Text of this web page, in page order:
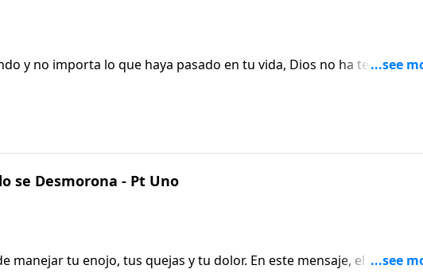
y no importa lo que haya pasado en tu vida, Dios no ha terminado
Él nunca va a dejarte o abandonarte. En este mensaje, el Pastor Rick
se Desmorona - Pt Uno
manejar tu enojo, tus quejas y tu dolor. En este mensaje, el Pastor